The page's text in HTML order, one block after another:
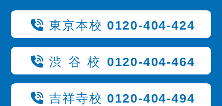
東京本校 0120-404-424
渋谷校 0120-404-464
吉祥寺校 0120-404-494